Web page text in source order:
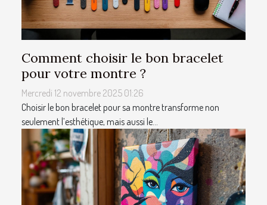
Comment choisir le bon bracelet
pour votre montre ?
Mercredi 12 novembre 2025 01:26
Choisir le bon bracelet pour sa montre transforme non
seulement l’esthétique, mais aussi le...